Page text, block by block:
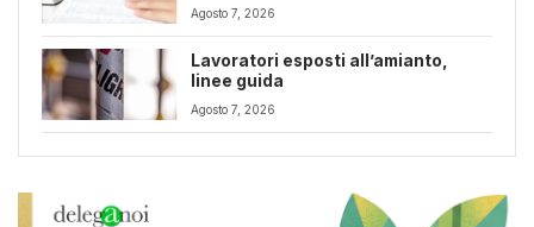
Agosto 7, 2026
Lavoratori esposti all’amianto,
linee guida
Agosto 7, 2026